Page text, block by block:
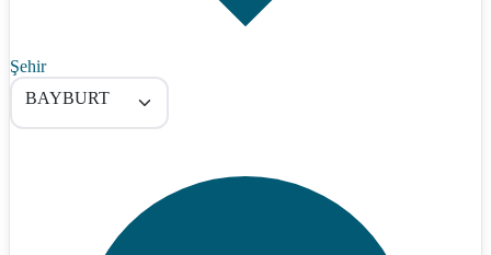
Şehir
BAYBURT